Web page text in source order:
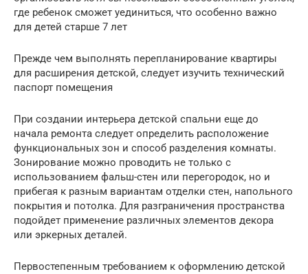
где ребенок сможет уединиться, что особенно важно
для детей старше 7 лет
Прежде чем выполнять перепланирование квартиры
для расширения детской, следует изучить технический
паспорт помещения
При создании интерьера детской спальни еще до
начала ремонта следует определить расположение
функциональных зон и способ разделения комнаты.
Зонирование можно проводить не только с
использованием фальш-стен или перегородок, но и
прибегая к разным вариантам отделки стен, напольного
покрытия и потолка. Для разграничения пространства
подойдет применение различных элементов декора
или эркерных деталей.
Первостепенным требованием к оформлению детской